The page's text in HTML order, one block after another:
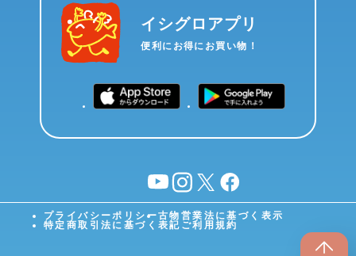
イシグロアプリ
便利にお得にお買い物！
YouTubeinstagram
X facebook
プライバシーポリシー古物営業法に基づく表示
特定商取引法に基づく表記 ご利用規約